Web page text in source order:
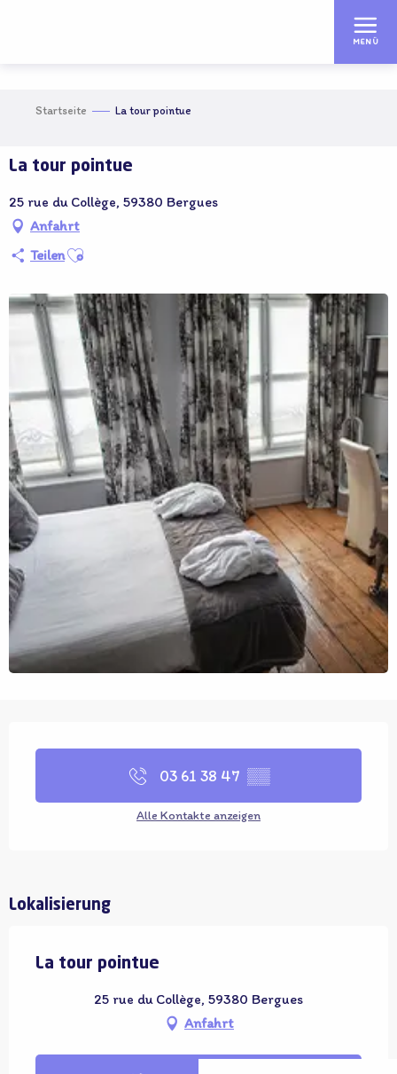
MENÜ
Startseite La tour pointue
La tour pointue
25 rue du Collège, 59380 Bergues
Anfahrt
TeilenAjouter aux favoris
03 61 38 47 ▒▒
Alle Kontakte anzeigen
Lokalisierung
La tour pointue
25 rue du Collège, 59380 Bergues
Anfahrt